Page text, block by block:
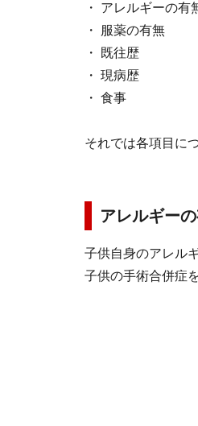
・ アレルギーの有
・ 服薬の有無
・ 既往歴
・ 現病歴
・ 食事
それでは各項目に
アレルギー
子供自身のアレル
子供の手術合併症